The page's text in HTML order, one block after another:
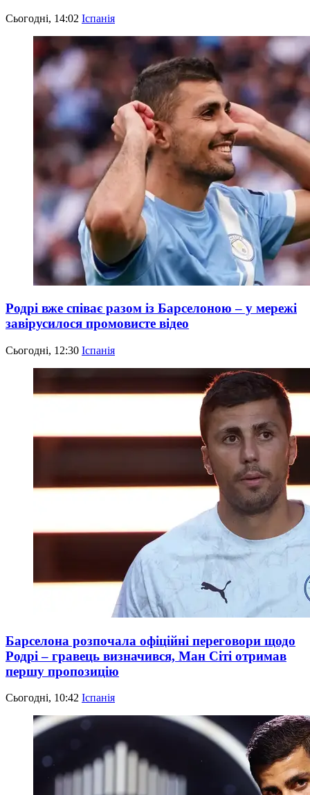
Сьогодні, 14:02 Іспанія
Родрі вже співає разом із Барселоною – у мережі
завірусилося промовисте відео
Сьогодні, 12:30 Іспанія
Барселона розпочала офіційні переговори щодо
Родрі – гравець визначився, Ман Сіті отримав
першу пропозицію
Сьогодні, 10:42 Іспанія